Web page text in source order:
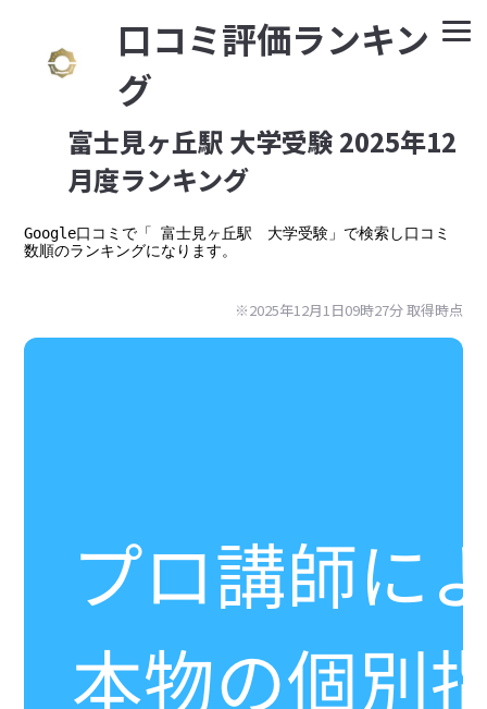
⼝コミ評価ランキン
グ
富士見ヶ丘駅 大学受験 2025年12
月度ランキング
Google⼝コミで「 富士見ヶ丘駅　大学受験」で検索し口コミ
数順のランキングになります。
※2025年12月1日09時27分 取得時点